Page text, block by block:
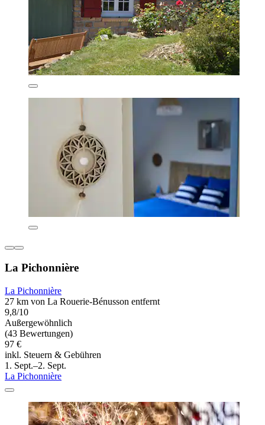
La Pichonnière
La Pichonnière
27 km von La Rouerie-Bénusson entfernt
9,8/10
Außergewöhnlich
(43 Bewertungen)
97 €
inkl. Steuern & Gebühren
1. Sept.–2. Sept.
La Pichonnière